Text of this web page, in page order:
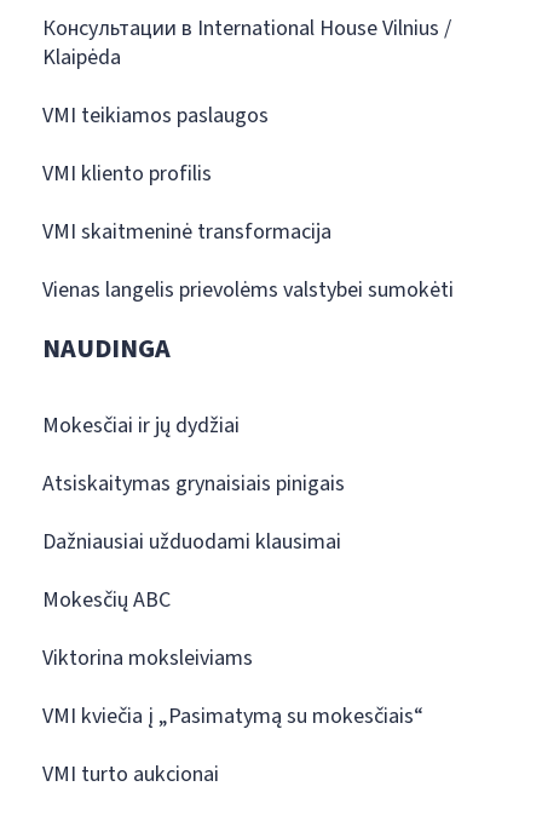
Консультации в International House Vilnius /
Klaipėda
VMI teikiamos paslaugos
VMI kliento profilis
VMI skaitmeninė transformacija
Vienas langelis prievolėms valstybei sumokėti
NAUDINGA
Mokesčiai ir jų dydžiai
Atsiskaitymas grynaisiais pinigais
Dažniausiai užduodami klausimai
Mokesčių ABC
Viktorina moksleiviams
VMI kviečia į „Pasimatymą su mokesčiais“
VMI turto aukcionai